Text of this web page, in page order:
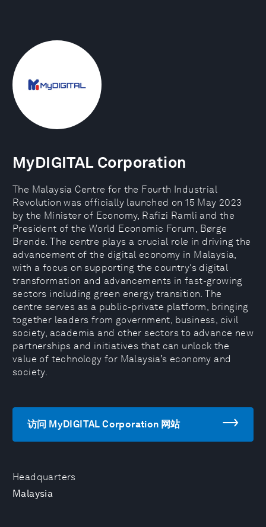
Headquarters
Malaysia
MyDIGITAL Corporation
The Malaysia Centre for the Fourth Industrial
Revolution was officially launched on 15 May 2023
by the Minister of Economy, Rafizi Ramli and the
President of the World Economic Forum, Børge
Brende. The centre plays a crucial role in driving the
advancement of the digital economy in Malaysia,
with a focus on supporting the country’s digital
transformation and advancements in fast-growing
sectors including green energy transition. The
centre serves as a public-private platform, bringing
together leaders from government, business, civil
society, academia and other sectors to advance new
partnerships and initiatives that can unlock the
value of technology for Malaysia’s economy and
society.
访问 MyDIGITAL Corporation 网站